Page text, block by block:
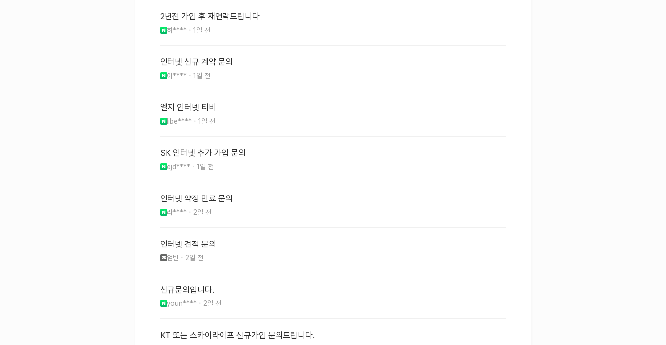
2년전 가입 후 재연락드립니다
하**** 1일 전
인터넷 신규 계약 문의
이**** 1일 전
엘지 인터넷 티비
libe**** 1일 전
SK 인터넷 추가 가입 문의
ejd**** 1일 전
인터넷 약정 만료 문의
라**** 2일 전
인터넷 견적 문의
엄빈 2일 전
신규문의입니다.
youn**** 2일 전
KT 또는 스카이라이프 신규가입 문의드립니다.